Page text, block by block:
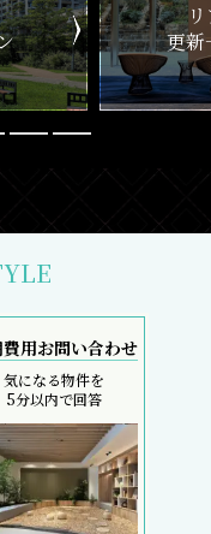
新
用お問い合わせ
気になる物件を
5分以内で回答